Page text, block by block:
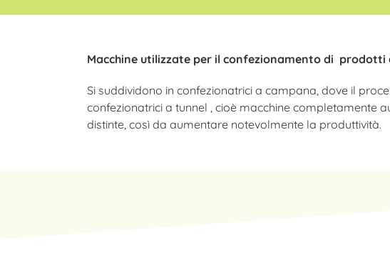
Macchine utilizzate per il confezionamento di prodotti
Si suddividono in confezionatrici a campana, dove il
confezionatrici a tunnel , cioè macchine completamente
distinte, così da aumentare notevolmente la produttività.